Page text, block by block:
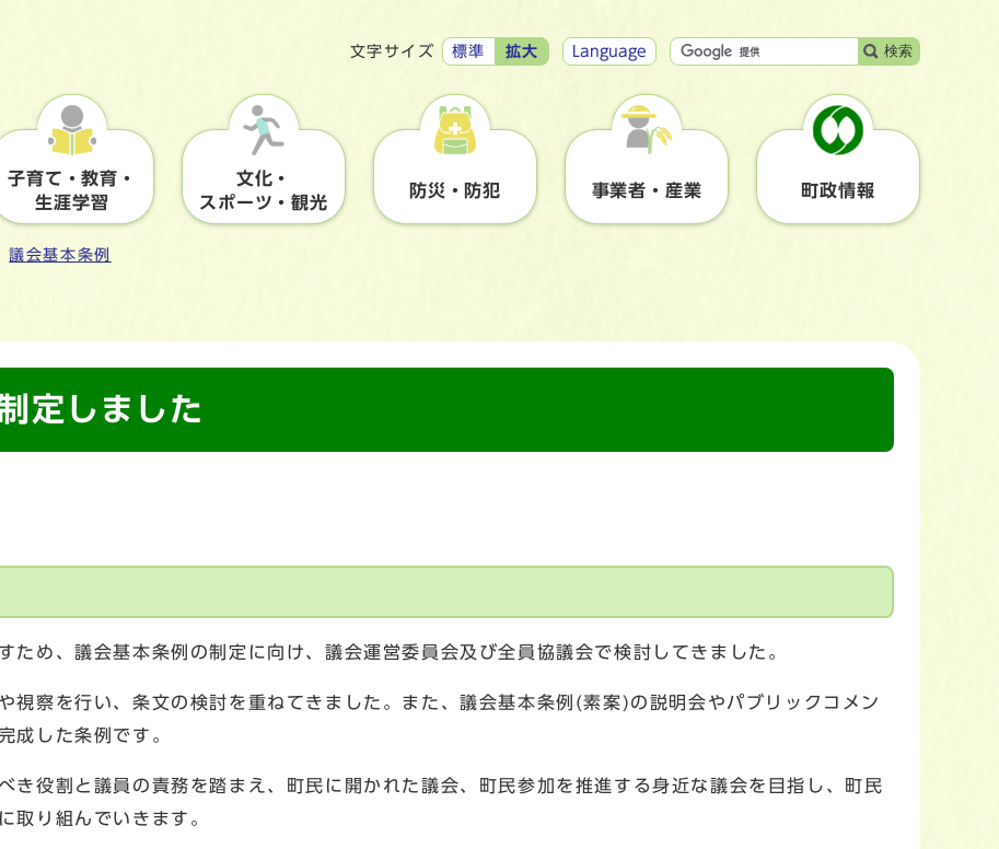
文字サイズ 標準 拡大 Language 検索
子育て・教育・
生涯学習
文化・
スポーツ・観光
防災・防犯 事業者・産業 町政情報
議会基本条例
定しました
め、議会基本条例の制定に向け、議会運営委員会及び全員協議会で検討してきました。
察を行い、条文の検討を重ねてきました。また、議会基本条例(素案)の説明会やパブリックコメン
成した条例です。
役割と議員の責務を踏まえ、町民に開かれた議会、町民参加を推進する身近な議会を目指し、町民
取り組んでいきます。